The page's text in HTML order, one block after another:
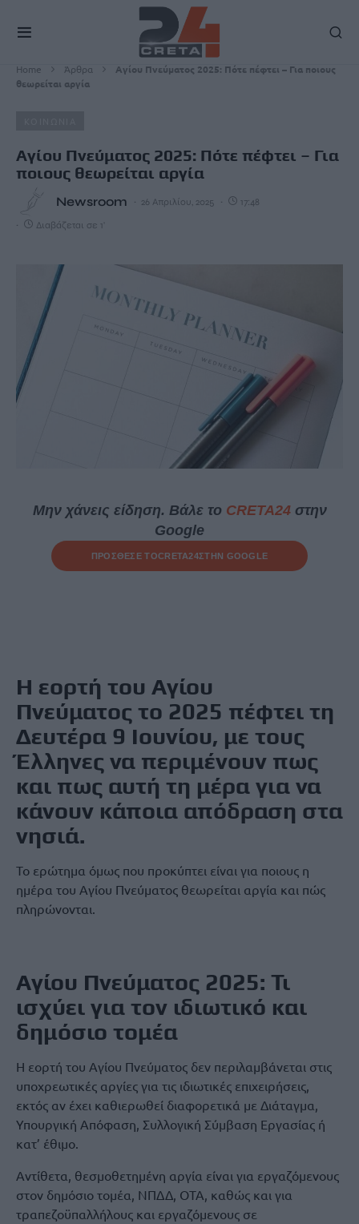
Home Άρθρα
Αγίου Πνεύματος 2025: Πότε πέφτει – Για ποιους
θεωρείται αργία
Αγίου Πνεύματος 2025: Πότε πέφτει – Για
ποιους θεωρείται αργία
Newsroom 26 Απριλίου, 2025 17:48
Διαβάζεται σε 1'
Μην χάνεις είδηση. Βάλε το CRETA24στην
Google
ΠΡΟΣΘΕΣΕ ΤΟCRETA24ΣΤΗΝ GOOGLE
Η εορτή του Αγίου
Πνεύματος το 2025 πέφτει τη
Δευτέρα 9 Ιουνίου, με τους
Έλληνες να περιμένουν πως
και πως αυτή τη μέρα για να
κάνουν κάποια απόδραση στα
νησιά.
Το ερώτημα όμως που προκύπτει είναι για ποιους η
ημέρα του Αγίου Πνεύματος θεωρείται αργία και πώς
πληρώνονται.
Αγίου Πνεύματος 2025: Τι
ισχύει για τον ιδιωτικό και
δημόσιο τομέα
Η εορτή του Αγίου Πνεύματος δεν περιλαμβάνεται στις
υποχρεωτικές αργίες για τις ιδιωτικές επιχειρήσεις,
εκτός αν έχει καθιερωθεί διαφορετικά με Διάταγμα,
Υπουργική Απόφαση, Συλλογική Σύμβαση Εργασίας ή
κατ’ έθιμο.
Αντίθετα, θεσμοθετημένη αργία είναι για εργαζόμενους
στον δημόσιο τομέα, ΝΠΔΔ, ΟΤΑ, καθώς και για
τραπεζοϋπαλλήλους και εργαζόμενους σε